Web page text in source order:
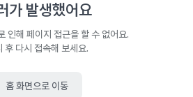
가 발생했어요
인해 페이지 접근을 할 수 없어요.
후 다시 접속해 보세요.
홈 화면으로 이동